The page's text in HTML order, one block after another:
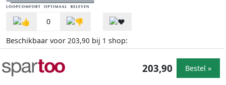
0
Beschikbaar voor 203,90 bij 1 shop:
203,90 Bestel »